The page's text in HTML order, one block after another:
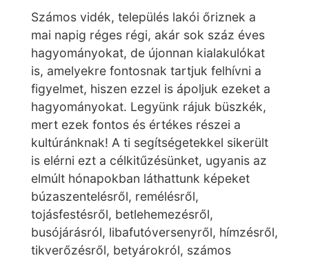
Számos vidék, település lakói őriznek a
mai napig réges régi, akár sok száz éves
hagyományokat, de újonnan kialakulókat
is, amelyekre fontosnak tartjuk felhívni a
figyelmet, hiszen ezzel is ápoljuk ezeket a
hagyományokat. Legyünk rájuk büszkék,
mert ezek fontos és értékes részei a
kultúránknak! A ti segítségetekkel sikerült
is elérni ezt a célkitűzésünket, ugyanis az
elmúlt hónapokban láthattunk képeket
búzaszentelésről, remélésről,
tojásfestésről, betlehemezésről,
busójárásról, libafutóversenyről, hímzésről,
tikverőzésről, betyárokról, számos